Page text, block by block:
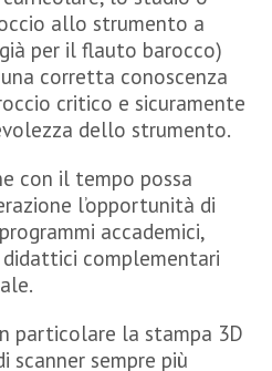
allo strumento a
per il flauto barocco)
corretta conoscenza
critico e sicuramente
dello strumento.
con il tempo possa
l’opportunità di
accademici,
didattici complementari
particolare la stampa 3D
scanner sempre più